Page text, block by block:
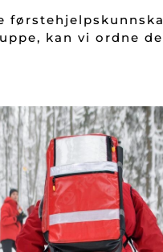
kan vi ordne